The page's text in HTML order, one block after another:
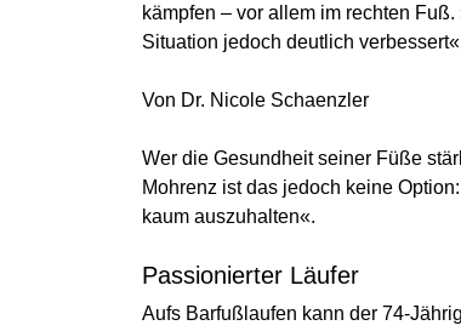
kämpfen – vor allem im rechten
Situation jedoch deutlich
Von Dr. Nicole Schaenzler
Wer die Gesundheit seiner Füße
Mohrenz ist das jedoch keine
kaum auszuhalten«.
Passionierter Läufer
Aufs Barfußlaufen kann der 74-